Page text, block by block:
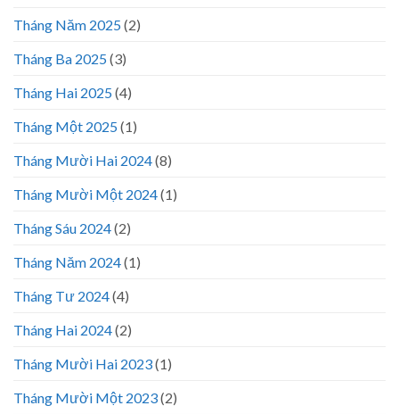
Tháng Năm 2025(2)
Tháng Ba 2025(3)
Tháng Hai 2025(4)
Tháng Một 2025(1)
Tháng Mười Hai 2024(8)
Tháng Mười Một 2024(1)
Tháng Sáu 2024(2)
Tháng Năm 2024(1)
Tháng Tư 2024(4)
Tháng Hai 2024(2)
Tháng Mười Hai 2023(1)
Tháng Mười Một 2023(2)